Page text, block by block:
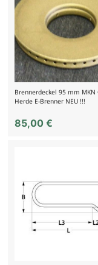
Brennerdeckel 95 mm MKN
Herde E-Brenner NEU !!!
85,00 €